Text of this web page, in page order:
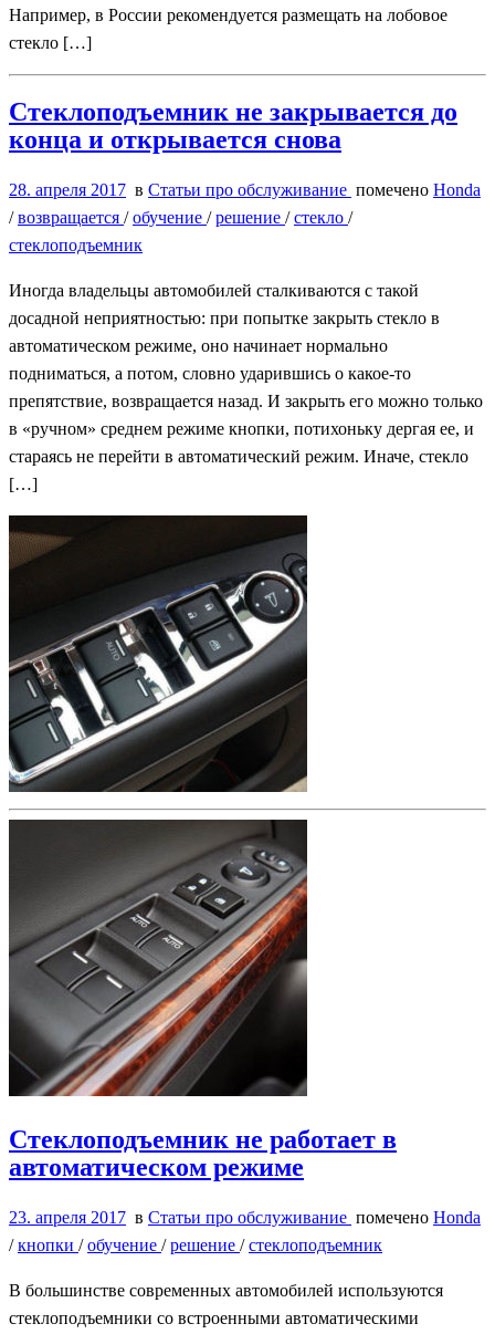
Например, в России рекомендуется размещать на лобовое
стекло […]
Стеклоподъемник не закрывается до
конца и открывается снова
28. апреля 2017 в Статьи про обслуживание помечено Honda
/возвращается /обучение /решение /стекло /
стеклоподъемник
Иногда владельцы автомобилей сталкиваются с такой
досадной неприятностью: при попытке закрыть стекло в
автоматическом режиме, оно начинает нормально
подниматься, а потом, словно ударившись о какое-то
препятствие, возвращается назад. И закрыть его можно только
в «ручном» среднем режиме кнопки, потихоньку дергая ее, и
стараясь не перейти в автоматический режим. Иначе, стекло
[…]
Стеклоподъемник не работает в
автоматическом режиме
23. апреля 2017 в Статьи про обслуживание помечено Honda
/кнопки /обучение /решение /стеклоподъемник
В большинстве современных автомобилей используются
стеклоподъемники со встроенными автоматическими